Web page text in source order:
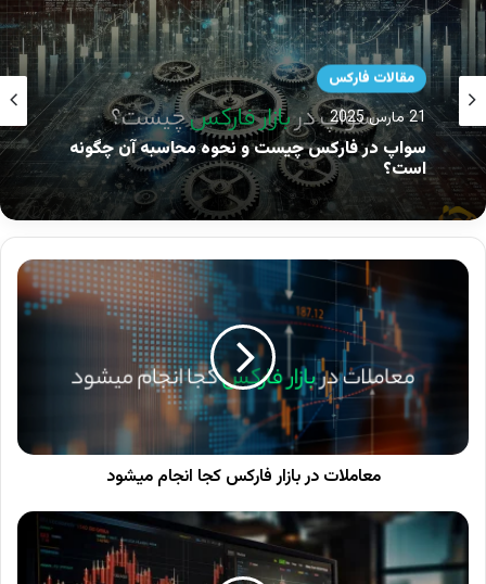
بازار فارکس، بزرگ‌ترین بازار مالی جهان است که در آن
ارزهای مختلف کشورها با یکدیگر معامله می‌شوند.
برای ورود به این بازار، آشنایی با اصطلاحات بازار فارکس
مانند “پیپ”، “لات”، “اسپرد” و “مارجین” ضروری است.
این مقاله به زبانی ساده به توضیح اصطلاحات بازار
فارکس پرداخته تا برای تازه‌کارها قابل درک باشد.
حساب ریل چیست | آموزش افتتاح حساب real
مقالات فارکس
21 مارس 2025
سواپ در فارکس چیست و نحوه محاسبه آن چگونه
است؟
معاملات در بازار فارکس کجا انجام میشود